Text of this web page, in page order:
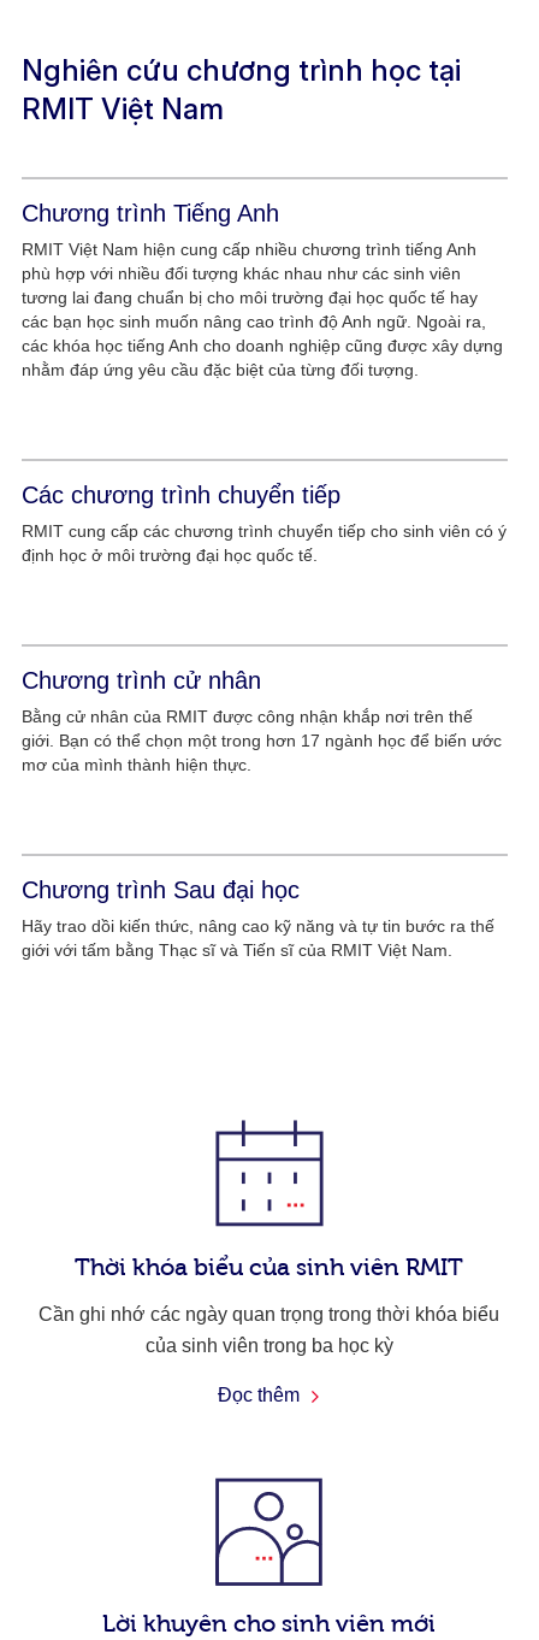
Nghiên cứu chương trình học tại
RMIT Việt Nam
Chương trình Tiếng Anh
RMIT Việt Nam hiện cung cấp nhiều chương trình tiếng Anh
phù hợp với nhiều đối tượng khác nhau như các sinh viên
tương lai đang chuẩn bị cho môi trường đại học quốc tế hay
các bạn học sinh muốn nâng cao trình độ Anh ngữ. Ngoài ra,
các khóa học tiếng Anh cho doanh nghiệp cũng được xây dựng
nhằm đáp ứng yêu cầu đặc biệt của từng đối tượng.
Các chương trình chuyển tiếp
RMIT cung cấp các chương trình chuyển tiếp cho sinh viên có ý
định học ở môi trường đại học quốc tế.
Chương trình cử nhân
Bằng cử nhân của RMIT được công nhận khắp nơi trên thế
giới. Bạn có thể chọn một trong hơn 17 ngành học để biến ước
mơ của mình thành hiện thực.
Chương trình Sau đại học
Hãy trao dồi kiến thức, nâng cao kỹ năng và tự tin bước ra thế
giới với tấm bằng Thạc sĩ và Tiến sĩ của RMIT Việt Nam.
Thời khóa biểu của sinh viên RMIT
Cần ghi nhớ các ngày quan trọng trong thời khóa biểu
của sinh viên trong ba học kỳ
Đọc thêm
Lời khuyên cho sinh viên mới